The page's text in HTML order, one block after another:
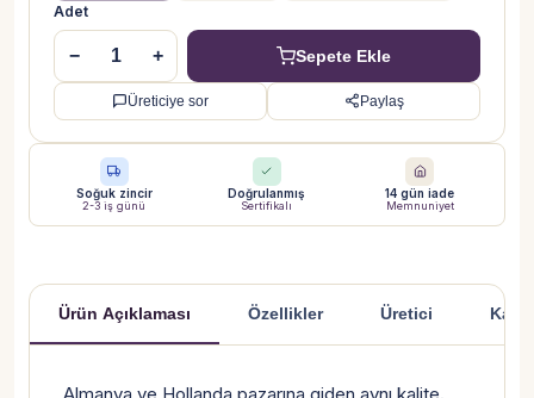
Adet
− + Sepete Ekle
Üreticiye sor Paylaş
Soğuk zincir
2-3 iş günü
Doğrulanmış
Sertifikalı
14 gün iade
Memnuniyet
Ürün Açıklaması Özellikler Üretici
Almanya ve Hollanda pazarına giden aynı kalite.